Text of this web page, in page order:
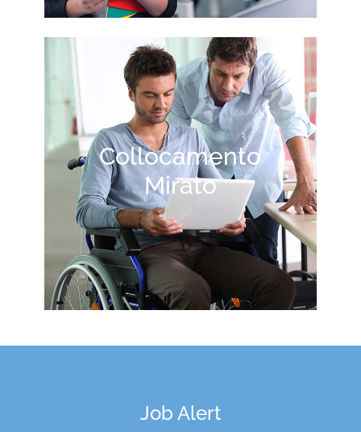
Collocamento
Mirato
Job Alert